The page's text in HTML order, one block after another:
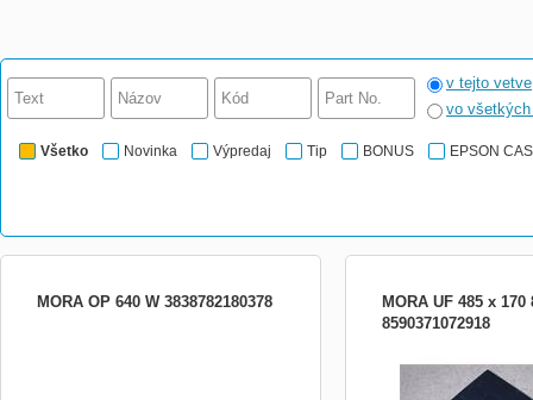
v tejto vetve
vo
Všetko Novinka Výpredaj Tip BONUS EPSON
MORA OP 640 W 3838782180378
MORA UF 485 x 170
8590371072918
Uhlíkový filter k
(nahradzuje pôvodný UF